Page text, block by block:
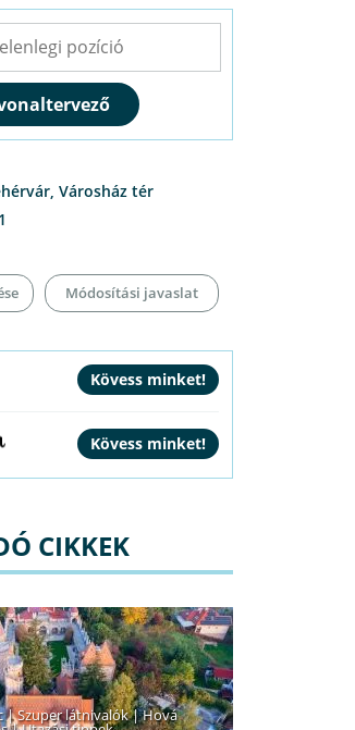
, Városház tér
Módosítási javaslat
CIKKEK
|Szuper látnivalók|Hová